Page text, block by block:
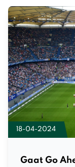
18-04-2024
Gaat Go